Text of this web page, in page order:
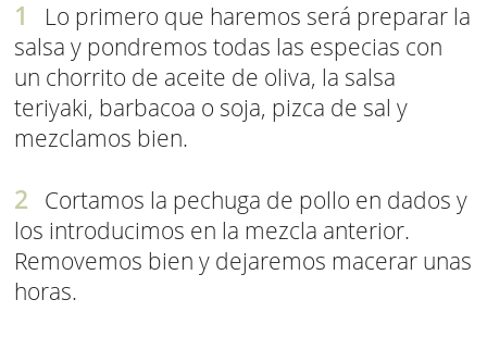
Lo primero que haremos será preparar la
salsa y pondremos todas las especias con
un chorrito de aceite de oliva, la salsa
teriyaki, barbacoa o soja, pizca de sal y
mezclamos bien.
Cortamos la pechuga de pollo en dados y
los introducimos en la mezcla anterior.
Removemos bien y dejaremos macerar unas
horas.